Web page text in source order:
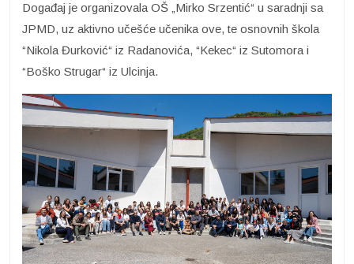
Događaj je organizovala OŠ „Mirko Srzentić“ u saradnji sa
JPMD, uz aktivno učešće učenika ove, te osnovnih škola
“Nikola Đurković“ iz Radanovića, “Kekec“ iz Sutomora i
“Boško Strugar“ iz Ulcinja.